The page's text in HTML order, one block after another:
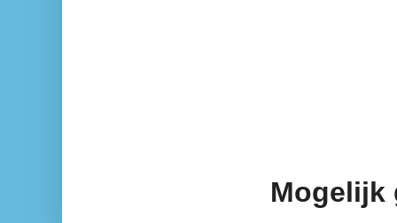
Mogelijk